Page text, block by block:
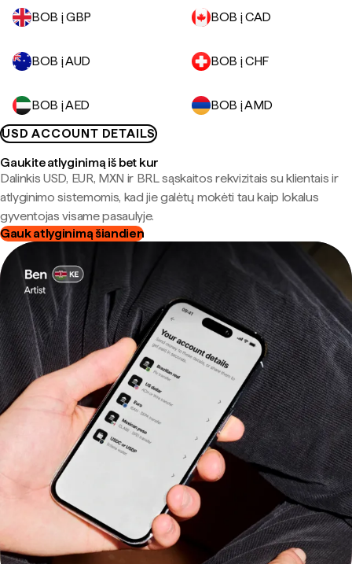
BOB į GBP BOB į CAD
BOB į AUD BOB į CHF
BOB į AED
BOB į AMD
USD ACCOUNT DETAILS
Gaukite atlyginimą iš bet kur
Dalinkis USD, EUR, MXN ir BRL sąskaitos rekvizitais su klientais ir
atlyginimo sistemomis, kad jie galėtų mokėti tau kaip lokalus
gyventojas visame pasaulyje.
Gauk atlyginimą šiandien